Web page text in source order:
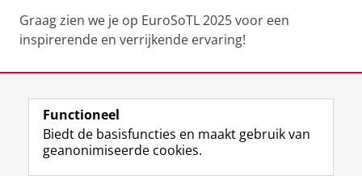
Graag zien we je op EuroSoTL 2025 voor een
inspirerende en verrijkende ervaring!
View this page in:English
Functioneel
Biedt de basisfuncties en maakt gebruik van
geanonimiseerde cookies.